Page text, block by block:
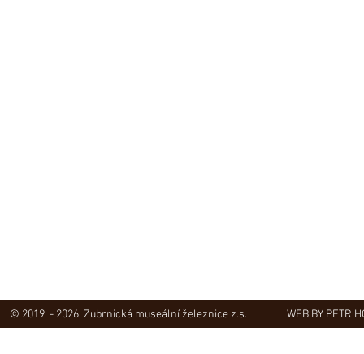
© 2019 - 2026 Zubrnická museální železnice z.s. WEB BY